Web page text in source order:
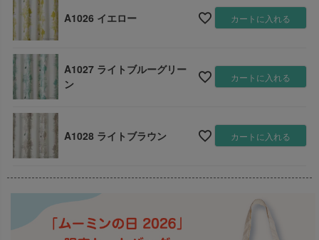
A1026 イエロー カートに入れる
A1027 ライトブルーグリー
ン
カートに入れる
A1028 ライトブラウン カートに入れる